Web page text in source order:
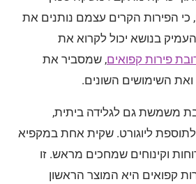
כי הפירות הקרים עצמם נותנים את
בנושא יכול לקרוא את
פירות קפואים, שמסביר את
ואת השימושים השונים.
משמשת גם לגלידה ביתית,
ליוגורט. שקית אחת במקפיא
וקינוחים שמחכים מראש. זו
קפואים היא המוצר הראשון